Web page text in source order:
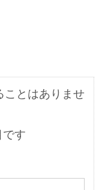
ことはありませ
す